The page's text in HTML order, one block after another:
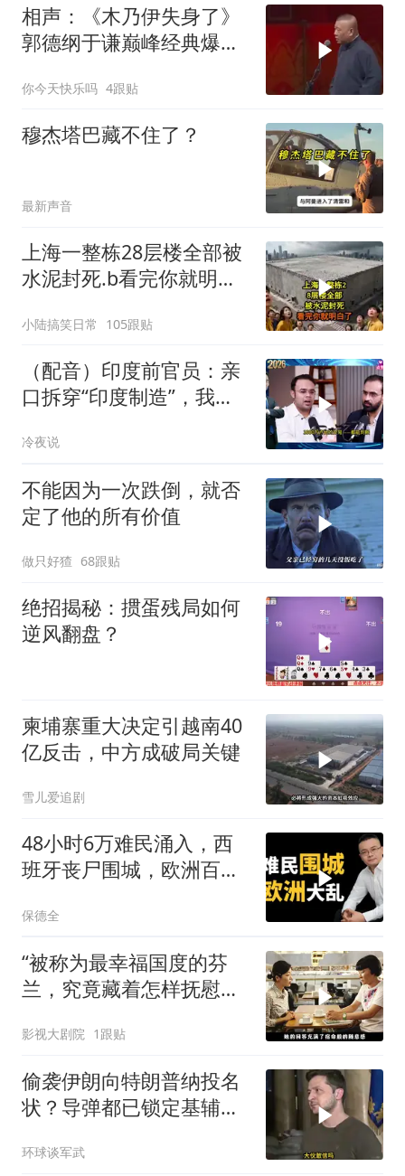
相声：《木乃伊失身了》
郭德纲于谦巅峰经典爆笑
你今天快乐吗 4跟贴
穆杰塔巴藏不住了？
最新声音
上海一整栋28层楼全部被
水泥封死.b看完你就明白
小陆搞笑日常 105跟贴
（配音）印度前官员：亲
口拆穿“印度制造”，我们
正的工业制造
冷夜说
不能因为一次跌倒，就否
定了他的所有价值
做只好猹 68跟贴
绝招揭秘：掼蛋残局如何
逆风翻盘？
柬埔寨重大决定引越南40
亿反击，中方成破局关键
雪儿爱追剧
48小时6万难民涌入，西
班牙丧尸围城，欧洲百年
保德全
“被称为最幸福国度的芬
兰，究竟藏着怎样抚慰人
影视大剧院 1跟贴
偷袭伊朗向特朗普纳投名
状？导弹都已锁定基辅才
豪赌到底有多疯？
环球谈军武